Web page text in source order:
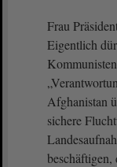
Frau
Eigentlich
Afghanistan
sichere
beschäftigen,